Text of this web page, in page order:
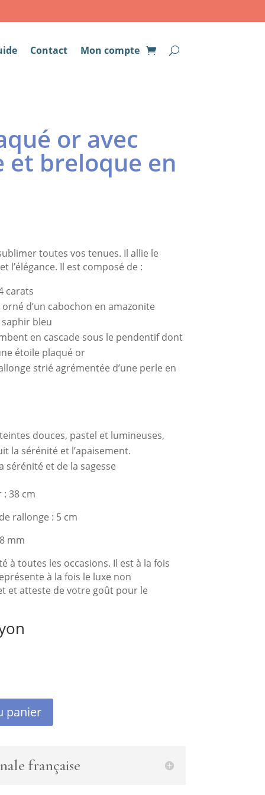
Contact Mon compte
or avec
et breloque en
toutes vos tenues. Il allie le
l’élégance. Il est composé de :
carats
d’un cabochon en amazonite
bleu
en cascade sous le pendentif dont
étoile plaqué or
strié agrémentée d’une perle en
douces, pastel et lumineuses,
la sérénité et l’apaisement.
et de la sagesse
38 cm
rallonge : 5 cm
mm
à toutes les occasions. Il est à la fois
à la fois le luxe non
et atteste de votre goût pour le
panier
française